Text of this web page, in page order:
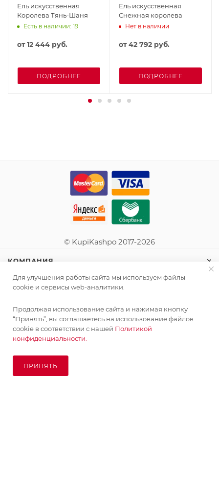
Ель искусственная
Королева Тянь-Шаня
Есть в наличии: 19
от12 444 руб.
ПОДРОБНЕЕ
Ель искусственная
Снежная королева
Нет в наличии
от42 792 руб.
ПОДРОБНЕЕ
© KupiKashpo 2017-2026
КОМПАНИЯ
ИНФОРМАЦИЯ
ПОМОЩЬ
ПОДПИСАТЬСЯ НА РАССЫЛКУ
Для улучшения работы сайта мы используем файлы
cookie и сервисы web-аналитики.
Продолжая использование сайта и нажимая кнопку
“Принять”, вы соглашаетесь на использование файлов
cookie в соответствии с нашей Политикой
конфиденциальности.
ПРИНЯТЬ